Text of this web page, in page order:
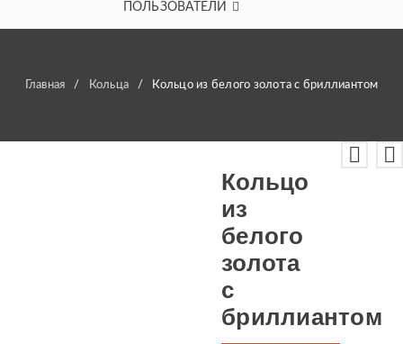
ПОЛЬЗОВАТЕЛИ
Главная / Кольца / Кольцо из белого золота с бриллиантом
Кольцо
из
белого
золота
с
бриллиантом